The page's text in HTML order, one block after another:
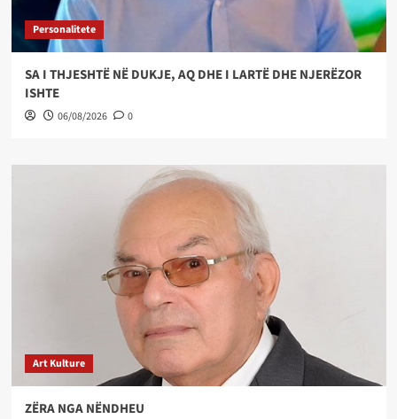
Personalitete
SA I THJESHTË NË DUKJE, AQ DHE I LARTË DHE NJERËZOR
ISHTE
06/08/2026 0
Art Kulture
ZËRA NGA NËNDHEU